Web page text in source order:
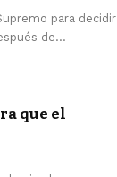
para decidir
de...
que el